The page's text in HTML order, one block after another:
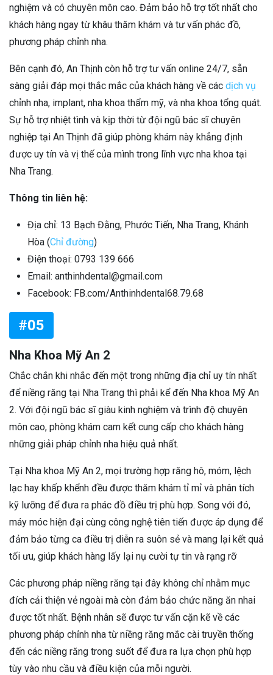
nghiệm và có chuyên môn cao. Đảm bảo hỗ trợ tốt nhất cho
khách hàng ngay từ khâu thăm khám và tư vấn phác đồ,
phương pháp chỉnh nha.
Bên cạnh đó, An Thịnh còn hỗ trợ tư vấn online 24/7, sẵn
sàng giải đáp mọi thắc mắc của khách hàng về các dịch vụ
chỉnh nha, implant, nha khoa thẩm mỹ, và nha khoa tổng quát.
Sự hỗ trợ nhiệt tình và kịp thời từ đội ngũ bác sĩ chuyên
nghiệp tại An Thịnh đã giúp phòng khám này khẳng định
được uy tín và vị thế của mình trong lĩnh vực nha khoa tại
Nha Trang.
Thông tin liên hệ:
Địa chỉ: 13 Bạch Đằng, Phước Tiến, Nha Trang, Khánh
Hòa (Chỉ đường)
Điện thoại: 0793 139 666
Email: anthinhdental@gmail.com
Facebook: FB.com/Anthinhdental68.79.68
#05
Nha Khoa Mỹ An 2
Chắc chắn khi nhắc đến một trong những địa chỉ uy tín nhất
để niềng răng tại Nha Trang thì phải kể đến Nha khoa Mỹ An
2. Với đội ngũ bác sĩ giàu kinh nghiệm và trình độ chuyên
môn cao, phòng khám cam kết cung cấp cho khách hàng
những giải pháp chỉnh nha hiệu quả nhất.
Tại Nha khoa Mỹ An 2, mọi trường hợp răng hô, móm, lệch
lạc hay khấp khểnh đều được thăm khám tỉ mỉ và phân tích
kỹ lưỡng để đưa ra phác đồ điều trị phù hợp. Song với đó,
máy móc hiện đại cùng công nghệ tiên tiến được áp dụng để
đảm bảo từng ca điều trị diễn ra suôn sẻ và mang lại kết quả
tối ưu, giúp khách hàng lấy lại nụ cười tự tin và rạng rỡ
Các phương pháp niềng răng tại đây không chỉ nhằm mục
đích cải thiện vẻ ngoài mà còn đảm bảo chức năng ăn nhai
được tốt nhất. Bệnh nhân sẽ được tư vấn cặn kẽ về các
phương pháp chỉnh nha từ niềng răng mắc cài truyền thống
đến các niềng răng trong suốt để đưa ra lựa chọn phù hợp
tùy vào nhu cầu và điều kiện của mỗi người.